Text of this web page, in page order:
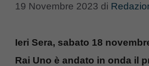
19 Novembre 2023 di
Ieri Sera, sabato 18
Rai Uno è andato in onda il